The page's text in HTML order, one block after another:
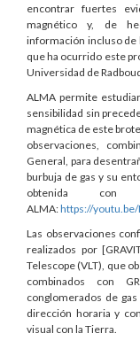
encontrar fuertes
magnético y, de
información incluso de
que ha ocurrido este
Universidad de
ALMA permite
sensibilidad sin
magnética de este
observaciones,
General, para
burbuja de gas y su
obtenida con
ALMA:https://
Las observaciones
realizados por
Telescope (VLT), que
combinados con
conglomerados de
dirección horaria y
visual con la Tierra.